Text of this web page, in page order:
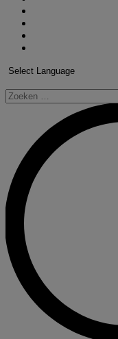
Zoeken: